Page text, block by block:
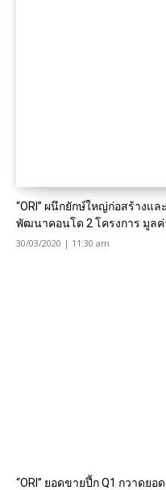
“ORI” ผนึกยักษ์ใหญ่ก่อสร้างแล
พัฒนาคอนโด 2 โครงการ มูลค่
30/03/2020 | 11:30 am
“ORI” ยอดขายปึ้ก Q1 กวาดย